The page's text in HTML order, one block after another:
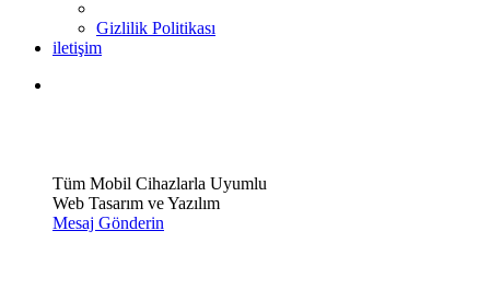
Gizlilik Politikası
iletişim
Tüm Mobil Cihazlarla Uyumlu
Web Tasarım ve Yazılım
Mesaj Gönderin